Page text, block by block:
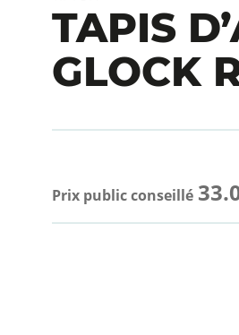
TAPIS
GLOCK
Prix public conseillé